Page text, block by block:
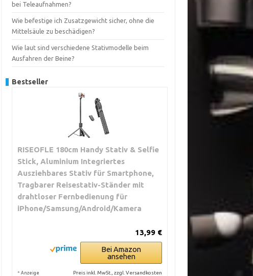
bei Teleaufnahmen?
Wie befestige ich Zusatzgewicht sicher, ohne die
Mittelsäule zu beschädigen?
Wie laut sind verschiedene Stativmodelle beim
Ausfahren der Beine?
Bestseller
RISEOFLE 180cm Handy Stativ & Selfie
Stick, Aluminium Integriertes
Ausziehbares Stativ für Smartphone,
Tragbarer Reisestativ-Ständer mit
drahtloser Fernbedienung für
iPhone/Samsung/Android/Kamera
13,99 €
Bei Amazon
ansehen
* Anzeige Preis inkl. MwSt., zzgl. Versandkosten